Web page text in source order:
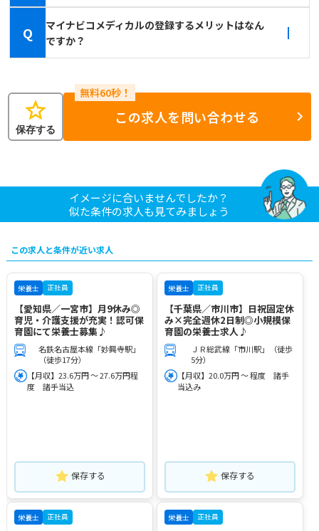
Q
マイナビコメディカルの登録するメリットはなん
ですか？
star
保存する
この求人を問い合わせる
イメージに合いませんでしたか？
似た条件の求人も見てみましょう
この求人と条件が近い求人
栄養士 正社員
【愛知県／一宮市】月9休み◎
育児・介護支援が充実！認可保
育園にて栄養士募集♪
名鉄名古屋本線「妙興寺駅」
（徒歩17分）
【月収】23.6万円 ～ 27.6万円程
度 諸手当込
保存する
栄養士 正社員
【千葉県／市川市】日祝固定休
み×完全週休2日制◎小規模保
育園の栄養士求人♪
ＪＲ総武線「市川駅」（徒歩
5分）
【月収】20.0万円 ～ 程度 諸手
当込み
保存する
栄養士 正社員 栄養士 正社員